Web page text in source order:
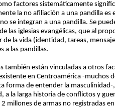
factores sistemáticamente
la no afiliación a una pandilla es
se integran a una pandilla. Se
las iglesias evangélicas, que al
de la vida (identidad, tareas,
a las pandillas.
también están vinculadas a otros
en Centroamérica -muchos
forma de entender la masculinidad-
a la larga historia de conflictos y
2 millones de armas no registradas